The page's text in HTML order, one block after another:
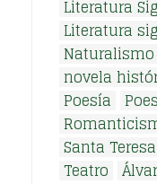
Literatura
Literatura
Naturalismo
novela
Poesía
Santa
Teatro